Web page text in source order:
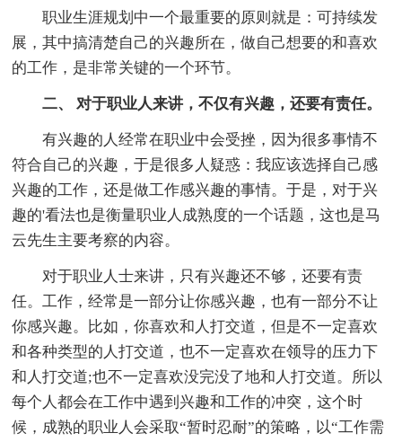
职业生涯规划中一个最重要的原则就是：可持续发
展，其中搞清楚自己的兴趣所在，做自己想要的和喜欢
的工作，是非常关键的一个环节。
二、 对于职业人来讲，不仅有兴趣，还要有责任。
有兴趣的人经常在职业中会受挫，因为很多事情不
符合自己的兴趣，于是很多人疑惑：我应该选择自己感
兴趣的工作，还是做工作感兴趣的事情。于是，对于兴
趣的'看法也是衡量职业人成熟度的一个话题，这也是马
云先生主要考察的内容。
对于职业人士来讲，只有兴趣还不够，还要有责
任。工作，经常是一部分让你感兴趣，也有一部分不让
你感兴趣。比如，你喜欢和人打交道，但是不一定喜欢
和各种类型的人打交道，也不一定喜欢在领导的压力下
和人打交道;也不一定喜欢没完没了地和人打交道。所以
每个人都会在工作中遇到兴趣和工作的冲突，这个时
候，成熟的职业人会采取“暂时忍耐”的策略，以“工作需